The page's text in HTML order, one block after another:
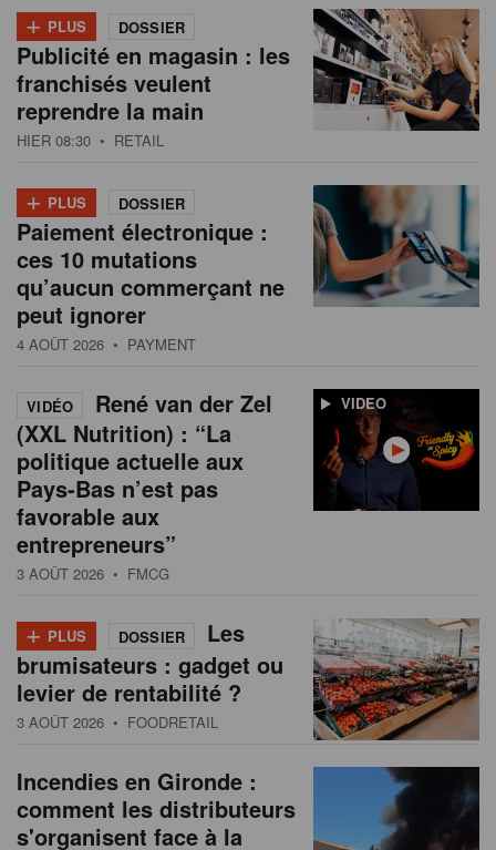
+ PLUS DOSSIER
Publicité en magasin : les
franchisés veulent
reprendre la main
HIER 08:30 • RETAIL
+ PLUS DOSSIER
Paiement électronique :
ces 10 mutations
qu’aucun commerçant ne
peut ignorer
4 AOÛT 2026 • PAYMENT
VIDEO
VIDÉO
René van der Zel
(XXL Nutrition) : “La
politique actuelle aux
Pays-Bas n’est pas
favorable aux
entrepreneurs”
3 AOÛT 2026 • FMCG
+ PLUS DOSSIER
Les
brumisateurs : gadget ou
levier de rentabilité ?
3 AOÛT 2026 • FOODRETAIL
Incendies en Gironde :
comment les distributeurs
s'organisent face à la